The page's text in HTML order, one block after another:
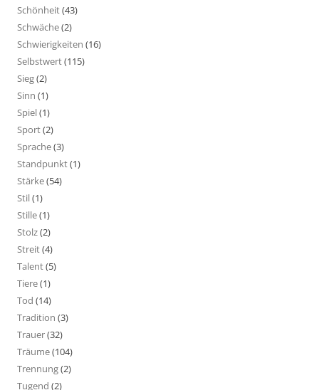
Schönheit(43)
Schwäche(2)
Schwierigkeiten (16)
Selbstwert(115)
Sieg(2)
Sinn (1)
Spiel(1)
Sport(2)
Sprache(3)
Standpunkt(1)
Stärke(54)
Stil(1)
Stille(1)
Stolz(2)
Streit(4)
Talent(5)
Tiere(1)
Tod (14)
Tradition (3)
Trauer(32)
Träume(104)
Trennung(2)
Tugend (2)